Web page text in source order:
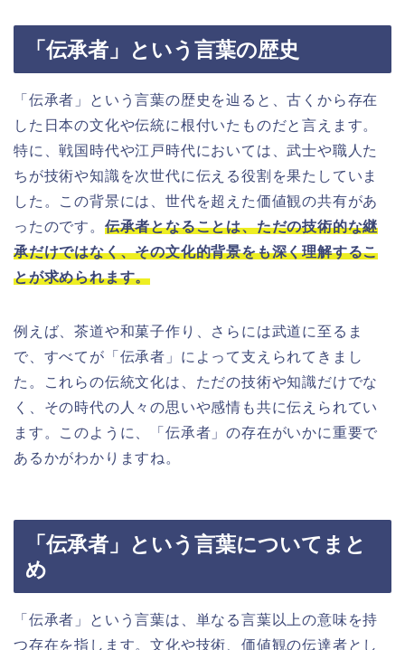
「伝承者」という言葉の歴史
「伝承者」という言葉の歴史を辿ると、古くから存在
した日本の文化や伝統に根付いたものだと言えます。
特に、戦国時代や江戸時代においては、武士や職人た
ちが技術や知識を次世代に伝える役割を果たしていま
した。この背景には、世代を超えた価値観の共有があ
ったのです。 伝承者となることは、ただの技術的な継
承だけではなく、その文化的背景をも深く理解するこ
とが求められます。
例えば、茶道や和菓子作り、さらには武道に至るま
で、すべてが「伝承者」によって支えられてきまし
た。これらの伝統文化は、ただの技術や知識だけでな
く、その時代の人々の思いや感情も共に伝えられてい
ます。このように、「伝承者」の存在がいかに重要で
あるかがわかりますね。
「伝承者」という言葉についてまと
め
「伝承者」という言葉は、単なる言葉以上の意味を持
つ存在を指します。文化や技術、価値観の伝達者とし